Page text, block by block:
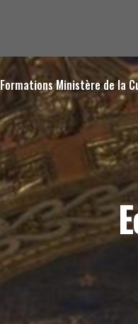
Formations Ministère de la